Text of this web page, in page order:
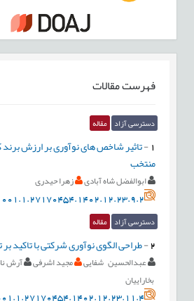
فهرست مقالات
دسترسی آزاد مقاله
-تاثیر شاخص های نوآوری بر ارزش
منتخب
ابوالفضل شاه آبادی زهرا حیدری
دسترسی آزاد مقاله
2
-طراحی الگوی نوآوری شرکتی با تاکید بر
عبدالحسین شفایی مجید اشرفی آرش
بخاراییان